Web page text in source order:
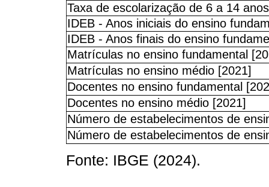
Taxa de escolarização de 6 a 14
IDEB - Anos iniciais do ensino
IDEB - Anos finais do ensino
Matrículas no ensino fundamental
Matrículas no ensino médio [2021]
Docentes no ensino fundamental
Docentes no ensino médio [2021]
Número de estabelecimentos de
Número de estabelecimentos de
Fonte: IBGE (2024).